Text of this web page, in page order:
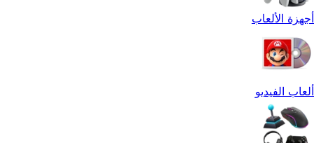
أجهزة الألعاب
ألعاب الفيديو